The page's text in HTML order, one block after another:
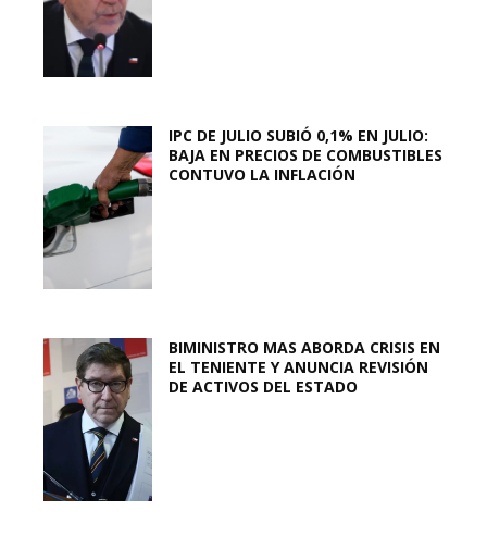
IPC DE JULIO SUBIÓ 0,1% EN JULIO:
BAJA EN PRECIOS DE COMBUSTIBLES
CONTUVO LA INFLACIÓN
BIMINISTRO MAS ABORDA CRISIS EN
EL TENIENTE Y ANUNCIA REVISIÓN
DE ACTIVOS DEL ESTADO